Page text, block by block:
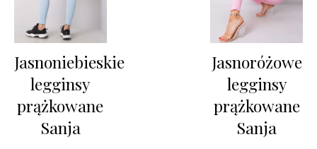
Jasnoniebieskie
legginsy
prążkowane
Sanja
Jasnoróżowe
legginsy
prążkowane
Sanja